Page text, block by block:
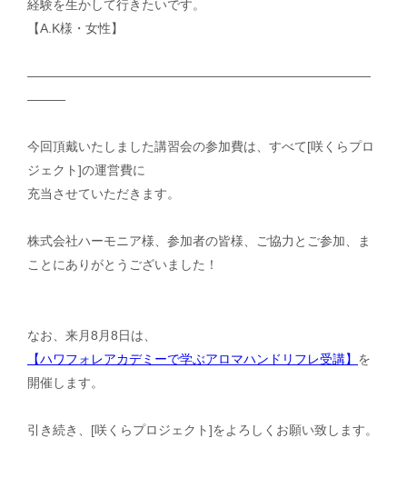
経験を生かして行きたいです。
【A.K様・女性】
———————————————————————————
———
今回頂戴いたしました講習会の参加費は、すべて[咲くらプロ
ジェクト]の運営費に
充当させていただきます。
株式会社ハーモニア様、参加者の皆様、ご協力とご参加、ま
ことにありがとうございました！
なお、来月8月8日は、
【ハワフォレアカデミーで学ぶアロマハンドリフレ受講】 を
開催します。
引き続き、[咲くらプロジェクト]をよろしくお願い致します。